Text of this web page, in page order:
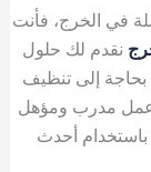
في الخرج، فأنت
نقدم لك حلول
إلى تنظيف
عمل مدرب ومؤهل
أحدث